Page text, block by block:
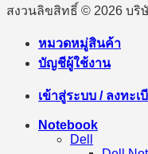
สงวนลิขสิทธิ์ © 2026 บริ
หมวดหมู่สินค้า
บัญชีผู้ใช้งาน
เข้าสู่ระบบ / ลงทะเ
Notebook
Dell